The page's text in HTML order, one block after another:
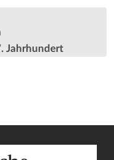
Jahrhundert